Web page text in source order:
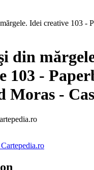
din
103 -
Moras -
Cartepedia.ro